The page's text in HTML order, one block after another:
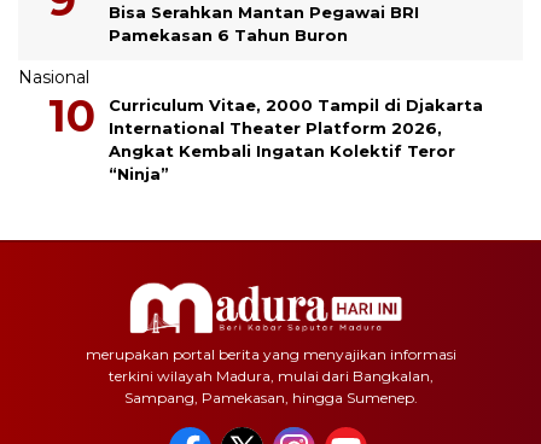
Bisa Serahkan Mantan Pegawai BRI
Pamekasan 6 Tahun Buron
Nasional
Curriculum Vitae, 2000 Tampil di Djakarta
International Theater Platform 2026,
Angkat Kembali Ingatan Kolektif Teror
“Ninja”
merupakan portal berita yang menyajikan informasi
terkini wilayah Madura, mulai dari Bangkalan,
Sampang, Pamekasan, hingga Sumenep.